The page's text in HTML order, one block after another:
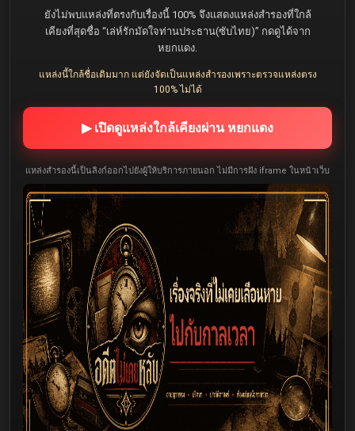
ยังไม่พบแหล่งที่ตรงกับเรื่องนี้ 100% จึงแสดงแหล่งสำรองที่ใกล้
เคียงที่สุดชื่อ “เล่ห์รักมัดใจท่านประธาน(ซับไทย)” กดดูได้จาก
หยกแดง.
แหล่งนี้ใกล้ชื่อเดิมมาก แต่ยังจัดเป็นแหล่งสำรองเพราะตรวจแหล่งตรง
100% ไม่ได้
▶ เปิดดูแหล่งใกล้เคียงผ่าน หยกแดง
แหล่งสำรองนี้เป็นลิงก์ออกไปยังผู้ให้บริการภายนอก ไม่มีการฝัง iframe ในหน้าเว็บ